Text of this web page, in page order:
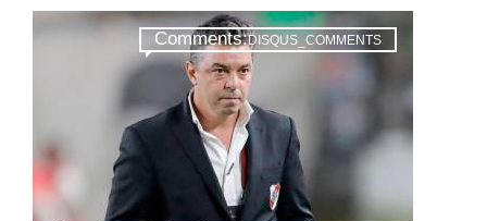
Comments:DISQUS_COMMENTS